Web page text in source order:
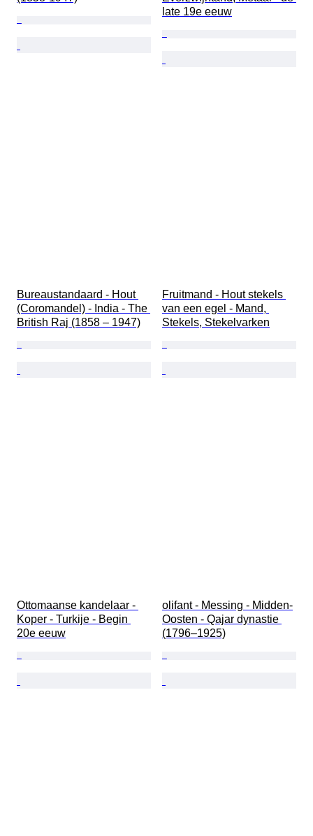
late 19e eeuw
Bureaustandaard - Hout
(Coromandel) - India - The
British Raj (1858 – 1947)
Fruitmand - Hout stekels
van een egel - Mand,
Stekels, Stekelvarken
Ottomaanse kandelaar -
Koper - Turkije - Begin
20e eeuw
olifant - Messing - Midden-
Oosten - Qajar dynastie
(1796–1925)